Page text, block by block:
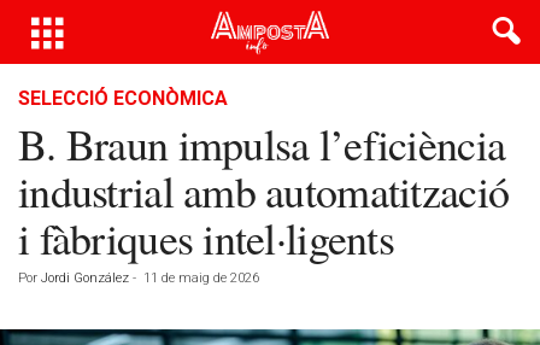
SELECCIÓ ECONÒMICA
B. Braun impulsa l’eficiència
industrial amb automatització
i fàbriques intel·ligents
Por Jordi González - 11 de maig de 2026